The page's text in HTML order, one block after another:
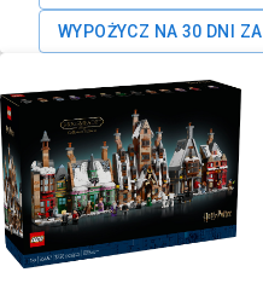
WYPOŻYCZ NA 30 DNI ZA